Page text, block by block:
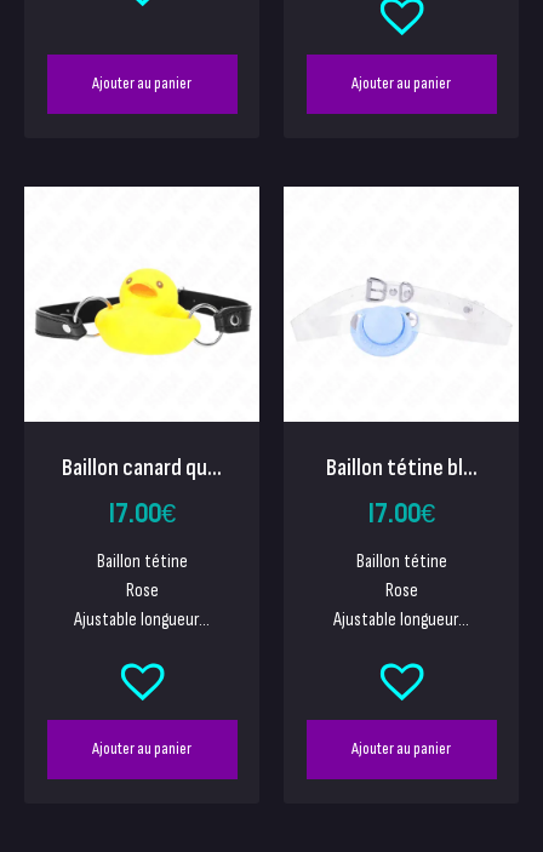
Ajouter au panier Ajouter au panier
Baillon canard qu...
17.00€
Baillon tétine
Rose
Ajustable longueur...
Ajouter au panier
Baillon tétine bl...
17.00€
Baillon tétine
Rose
Ajustable longueur...
Ajouter au panier